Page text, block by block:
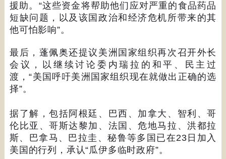
援助。 “这些资金将帮助他们应对严重的食品药品
短缺问题，以及该国政治和经济危机所带来的其
他可怕影响”。
最后，蓬佩奥还提议美洲国家组织再次召开外长
会议，以继续讨论委内瑞拉的和平、民主过
渡，“美国呼吁美洲国家组织现在就做出正确的选
择”。
据了解，包括阿根廷、巴西、加拿大、智利、哥
伦比亚、哥斯达黎加、法国、危地马拉、洪都拉
斯、巴拿马、巴拉圭、秘鲁等多国已在23 日加入
美国的行列，承认“瓜伊多临时政府”。